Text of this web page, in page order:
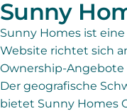
Sunny
Sunny Homes ist
Website richtet sich
Ownership-Angebote
Der geografische
bietet Sunny Homes